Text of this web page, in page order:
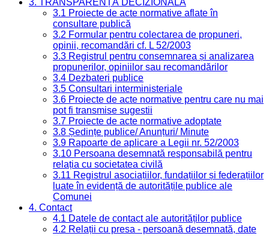
3. TRANSPARENȚĂ DECIZIONALĂ
3.1 Proiecte de acte normative aflate în
consultare publică
3.2 Formular pentru colectarea de propuneri,
opinii, recomandări cf. L 52/2003
3.3 Registrul pentru consemnarea și analizarea
propunerilor, opiniilor sau recomandărilor
3.4 Dezbateri publice
3.5 Consultari interministeriale
3.6 Proiecte de acte normative pentru care nu mai
pot fi transmise sugestii
3.7 Proiecte de acte normative adoptate
3.8 Ședințe publice/ Anunțuri/ Minute
3.9 Rapoarte de aplicare a Legii nr. 52/2003
3.10 Persoana desemnată responsabilă pentru
relația cu societatea civilă
3.11 Registrul asociațiilor, fundațiilor și federațiilor
luate în evidență de autoritățile publice ale
Comunei
4. Contact
4.1 Datele de contact ale autorităților publice
4.2 Relații cu presa - persoană desemnată, date